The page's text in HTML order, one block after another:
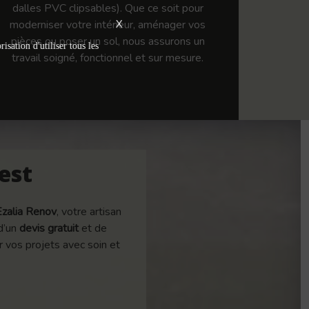
dalles PVC clipsables). Que ce soit pour
moderniser votre intérieur, aménager vos
pièces ou poser un sol, nous assurons un
travail soigné, fonctionnel et sur mesure.
Renov, votre artisan
devis gratuit et de
vos projets avec soin et
X
d'utiliser tous les